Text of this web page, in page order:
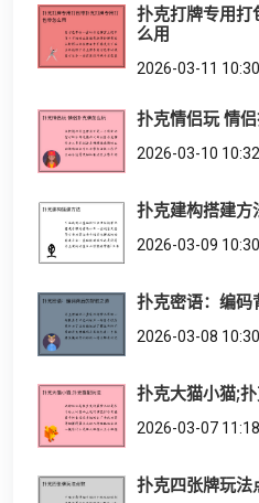
扑克打牌专用打
么用
2026-03-11
扑克情侣玩 情
2026-03-10
扑克建构搭建方
2026-03-09
扑克密语：编码
2026-03-08
扑克大猫小猫;
2026-03-07
扑克四张牌玩法